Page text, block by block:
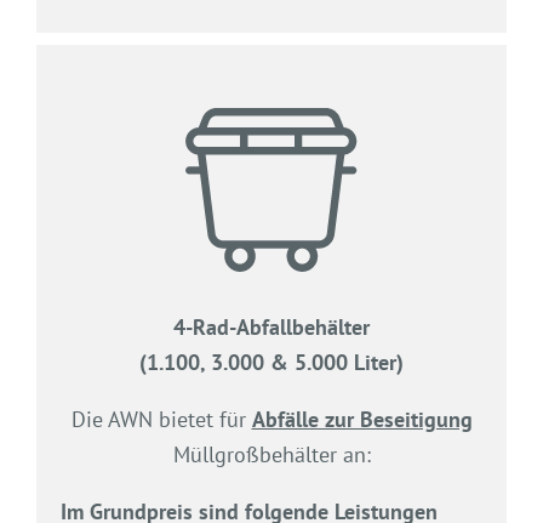
4-Rad-Abfallbehälter
(1.100, 3.000 & 5.000 Liter)
Die AWN bietet für Abfälle zur Beseitigung
Müllgroßbehälter an:
Im Grundpreis sind folgende Leistungen